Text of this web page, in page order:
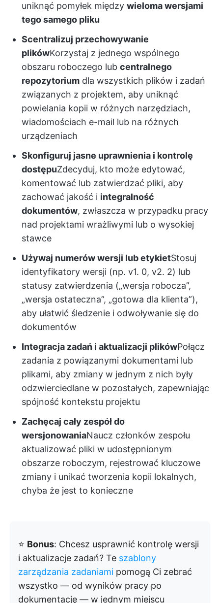
uniknąć pomyłek między wieloma wersjami
tego samego pliku
Scentralizuj przechowywanie
plikówKorzystaj z jednego wspólnego
obszaru roboczego lub centralnego
repozytorium dla wszystkich plików i zadań
związanych z projektem, aby uniknąć
powielania kopii w różnych narzędziach,
wiadomościach e-mail lub na różnych
urządzeniach
Skonfiguruj jasne uprawnienia i kontrolę
dostępuZdecyduj, kto może edytować,
komentować lub zatwierdzać pliki, aby
zachować jakość i integralność
dokumentów, zwłaszcza w przypadku pracy
nad projektami wrażliwymi lub o wysokiej
stawce
Używaj numerów wersji lub etykietStosuj
identyfikatory wersji (np. v1. 0, v2. 2) lub
statusy zatwierdzenia („wersja robocza”,
„wersja ostateczna”, „gotowa dla klienta”),
aby ułatwić śledzenie i odwoływanie się do
dokumentów
Integracja zadań i aktualizacji plikówPołącz
zadania z powiązanymi dokumentami lub
plikami, aby zmiany w jednym z nich były
odzwierciedlane w pozostałych, zapewniając
spójność kontekstu projektu
Zachęcaj cały zespół do
wersjonowaniaNaucz członków zespołu
aktualizować pliki w udostępnionym
obszarze roboczym, rejestrować kluczowe
zmiany i unikać tworzenia kopii lokalnych,
chyba że jest to konieczne
⭐️ Bonus: Chcesz usprawnić kontrolę wersji
i aktualizacje zadań? Te szablony
zarządzania zadaniami pomogą Ci zebrać
wszystko — od wyników pracy po
dokumentację — w jednym miejscu